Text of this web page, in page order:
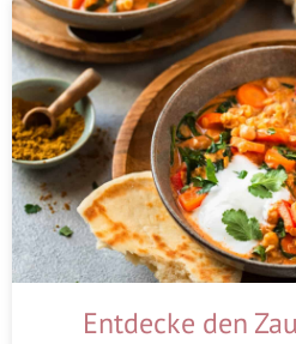
Entdecke den